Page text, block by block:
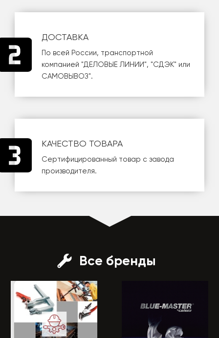
ДОСТАВКА
По всей России, транспортной
компанией "ДЕЛОВЫЕ ЛИНИИ", "СДЭК" или
САМОВЫВОЗ".
КАЧЕСТВО ТОВАРА
Сертифицированный товар с завода
производителя.
Все бренды